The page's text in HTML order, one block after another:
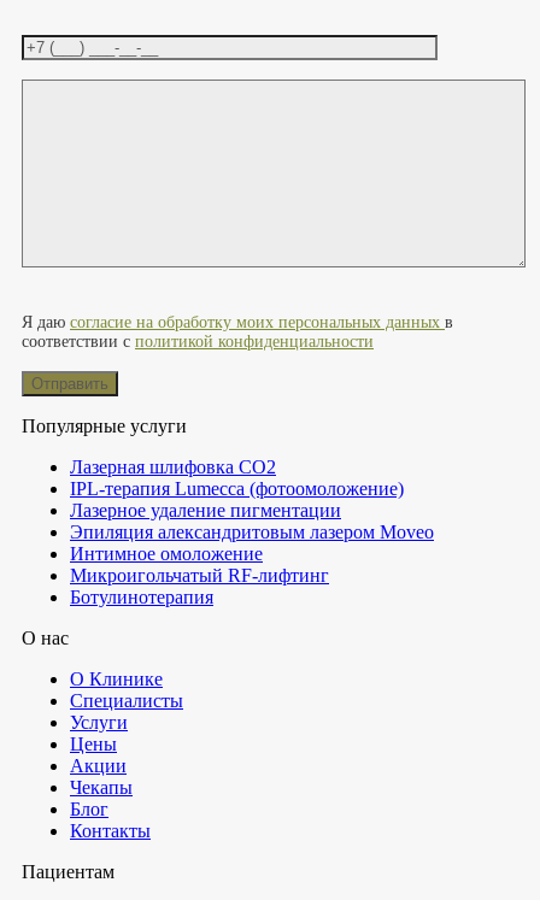
Я даю согласие на обработку моих персональных данных в
соответствии с политикой конфиденциальности
Популярные услуги
Лазерная шлифовка СО2
IPL-терапия Lumecca (фотоомоложение)
Лазерное удаление пигментации
Эпиляция александритовым лазером Moveo
Интимное омоложение
Микроигольчатый RF-лифтинг
Ботулинотерапия
О нас
О Клинике
Специалисты
Услуги
Цены
Акции
Чекапы
Блог
Контакты
Пациентам